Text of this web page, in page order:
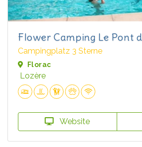
Flower Camping Le Pont
Campingplatz 3 Sterne
Florac
Lozère
Website